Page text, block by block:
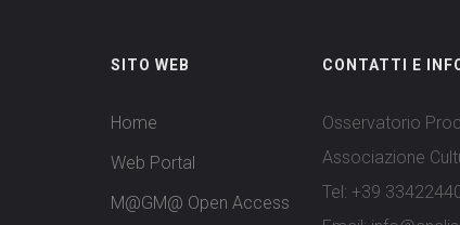
SITO WEB
Home
Web Portal
M@GM@ Open Access
CONTATTI E
Osservatorio
Associazione
Tel: +39